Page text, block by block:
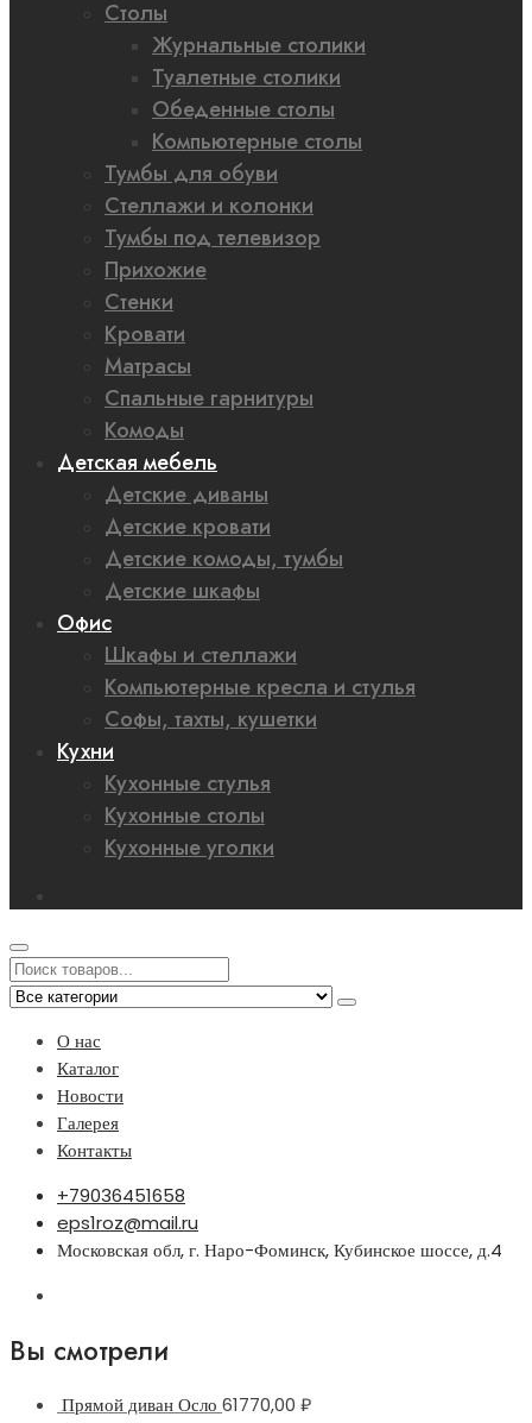
Столы
Журнальные столики
Туалетные столики
Обеденные столы
Компьютерные столы
Тумбы для обуви
Стеллажи и колонки
Тумбы под телевизор
Прихожие
Стенки
Кровати
Матрасы
Спальные гарнитуры
Комоды
Детская мебель
Детские диваны
Детские кровати
Детские комоды, тумбы
Детские шкафы
Офис
Шкафы и стеллажи
Компьютерные кресла и стулья
Софы, тахты, кушетки
Кухни
Кухонные стулья
Кухонные столы
Кухонные уголки
О нас
Каталог
Новости
Галерея
Контакты
+79036451658
eps1roz@mail.ru
Московская обл, г. Наро-Фоминск, Кубинское шоссе, д.4
Вы смотрели
Прямой диван Осло 61770,00 ₽